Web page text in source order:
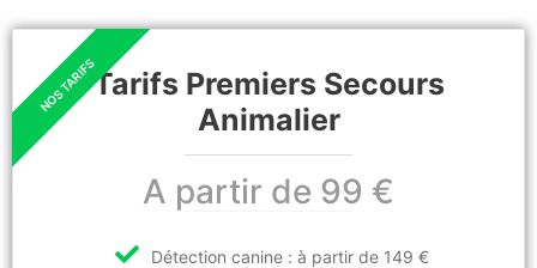
Tarifs Premiers Secours
Animalier
A partir de 99 €
Détection canine : à partir de 149 €